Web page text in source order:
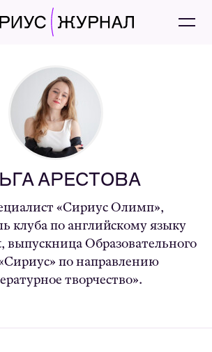
АРЕСТОВА
«Сириус Олимп»,
клуба по английскому языку
выпускница Образовательного
по направлению
творчество».